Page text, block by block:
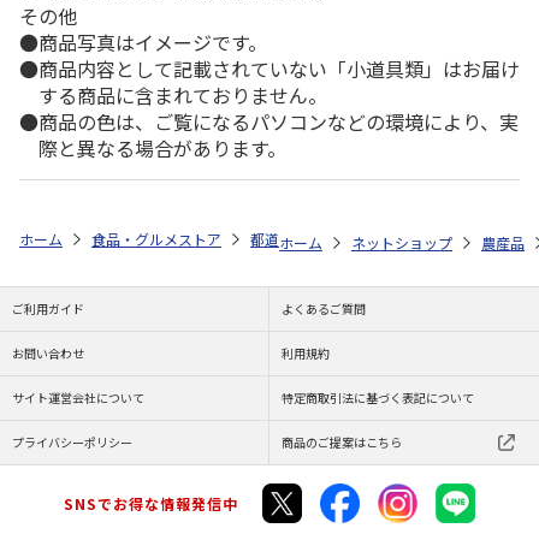
その他
商品写真はイメージです。
商品内容として記載されていない「小道具類」はお届け
する商品に含まれておりません。
商品の色は、ご覧になるパソコンなどの環境により、実
際と異なる場合があります。
ホーム 食品・グルメストア 都道府県から探す 長野県 シャイン
ホーム ネットショップ 農産品
ご利用ガイド よくあるご質問
お問い合わせ 利用規約
サイト運営会社について 特定商取引法に基づく表記について
プライバシーポリシー 商品のご提案はこちら
SNSでお得な情報発信中